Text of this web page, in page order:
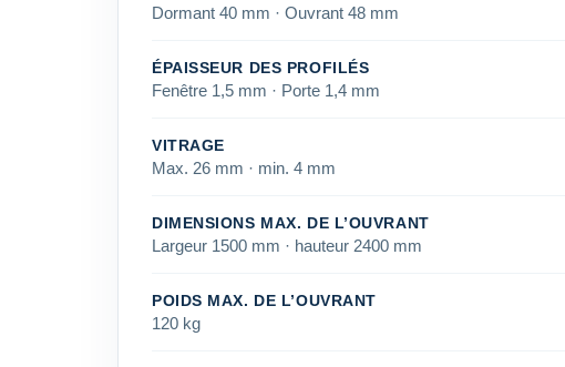
Dormant 40 mm · Ouvrant 48 mm
ÉPAISSEUR DES PROFILÉS
Fenêtre 1,5 mm · Porte 1,4 mm
VITRAGE
Max. 26 mm · min. 4 mm
DIMENSIONS MAX. DE L’OUVRANT
Largeur 1500 mm · hauteur 2400 mm
POIDS MAX. DE L’OUVRANT
120 kg